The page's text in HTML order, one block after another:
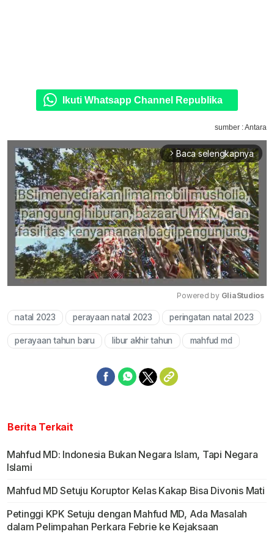
Ikuti Whatsapp Channel Republika
sumber : Antara
arrow_forward_ios Baca selengkapnya
Mute
Powered by GliaStudios
natal 2023 perayaan natal 2023 peringatan natal 2023
perayaan tahun baru libur akhir tahun mahfud md
Berita Terkait
Mahfud MD: Indonesia Bukan Negara Islam, Tapi Negara
Islami
Mahfud MD Setuju Koruptor Kelas Kakap Bisa Divonis Mati
Petinggi KPK Setuju dengan Mahfud MD, Ada Masalah
dalam Pelimpahan Perkara Febrie ke Kejaksaan